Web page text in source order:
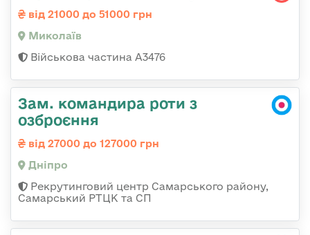
від 21000 до 51000 грн
Миколаїв
Військова частина А3476
Зам. командира роти з
озброєння
від 27000 до 127000 грн
Дніпро
Рекрутинговий центр Самарського району,
Самарський РТЦК та СП